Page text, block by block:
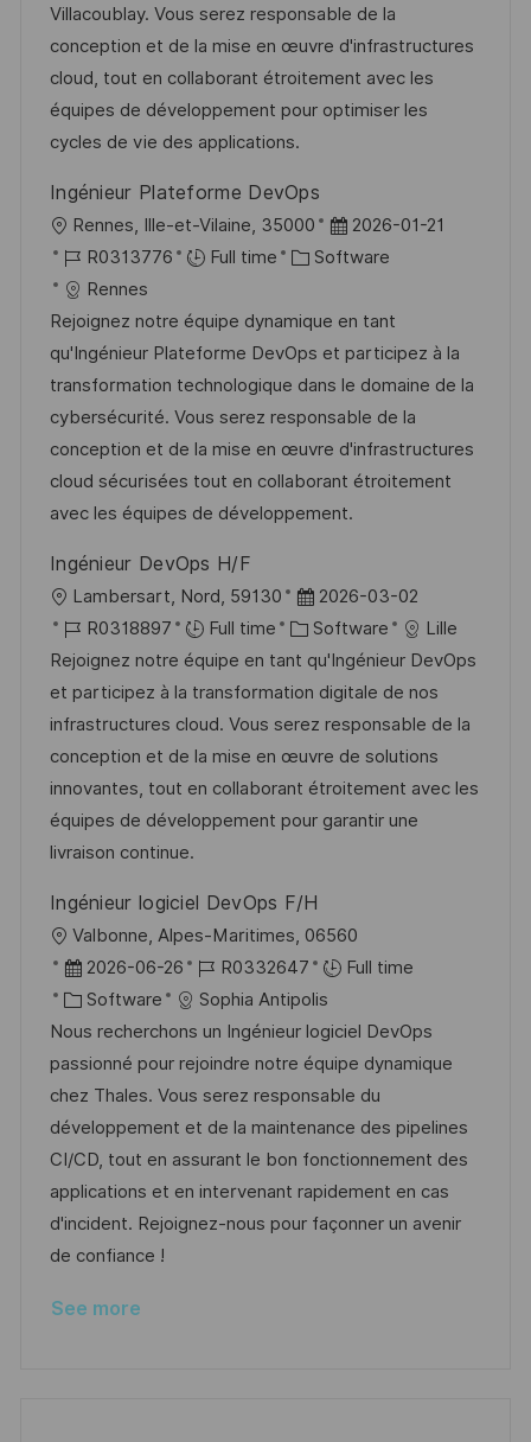
i
o
n
e
d
D
a
t
d
e
g
o
r
y
Villacoublay. Vous serez responsable de la
conception et de la mise en œuvre d'infrastructures
cloud, tout en collaborant étroitement avec les
équipes de développement pour optimiser les
cycles de vie des applications.
Ingénieur Plateforme DevOps
L
o
c
a
t
i
o
n
Rennes, Ille-et-Vilaine, 35000
P
o
t
e
d
D
a
t
e
2026-01-21
J
o
b
I
d
R0313776 Full time
C
t
e
g
o
r
y
Software
Rennes
Rejoignez notre équipe dynamique en tant
qu'Ingénieur Plateforme DevOps et participez à la
transformation technologique dans le domaine de la
cybersécurité. Vous serez responsable de la
conception et de la mise en œuvre d'infrastructures
cloud sécurisées tout en collaborant étroitement
avec les équipes de développement.
Ingénieur DevOps H/F
L
o
c
a
t
i
o
n
Lambersart, Nord, 59130
P
o
s
t
e
d
D
a
2026-03-02
J
o
b
I
d
R0318897 Full time
C
a
t
e
g
o
r
Software
Lille
Rejoignez notre équipe en tant qu'Ingénieur DevOps
et participez à la transformation digitale de nos
infrastructures cloud. Vous serez responsable de la
conception et de la mise en œuvre de solutions
innovantes, tout en collaborant étroitement avec les
équipes de développement pour garantir une
livraison continue.
Ingénieur logiciel DevOps F/H
L
o
c
a
t
i
o
n
Valbonne, Alpes-Maritimes, 06560
P
o
s
t
e
d
D
a
t
e
2026-06-26
J
o
b
I
d
R0332647
Full time
C
a
t
e
g
o
r
y
Software
Sophia Antipolis
Nous recherchons un Ingénieur logiciel DevOps
passionné pour rejoindre notre équipe dynamique
chez Thales. Vous serez responsable du
développement et de la maintenance des pipelines
CI/CD, tout en assurant le bon fonctionnement des
applications et en intervenant rapidement en cas
d'incident. Rejoignez-nous pour façonner un avenir
de confiance !
See more